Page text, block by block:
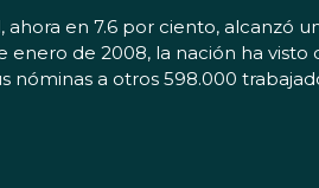
en 7.6 por ciento, alcanzó
enero de 2008, la nación ha
nóminas a otros 598.000